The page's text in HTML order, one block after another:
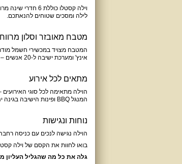
לילה ומסכים שטוחים להנאתכם.
מטבח מאובזר וסלון מרווח
אינץ' ומערכת ישיבה ל-20 אנשים – המקום המושלם לאירוח משפחתי או חברתי.
מתאים לכל אירוע
המנגל BBQ ופינות הישיבה בגינה יהפכו כל אירוע לבלתי נשכח.
נוחות ונגישות
הוילה נגישה לנכים עם כניסה רחבה ושביל כניסה שטוח
בואו לחוות את הקסם של וילה
גלה את כל מה שהגליל העליון